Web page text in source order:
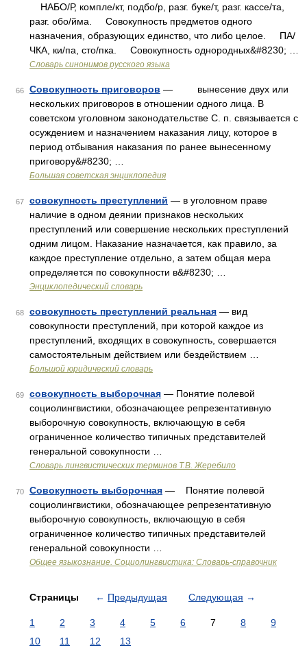
НАБО/Р, компле/кт, подбо/р, разг. буке/т, разг. кассе/та,
разг. обо/йма. Совокупность предметов одного
назначения, образующих единство, что либо целое. ПА/
ЧКА, ки/па, сто/пка. Совокупность однородных&#8230; …
Словарь синонимов русского языка
66 Совокупность приговоров — вынесение двух или
нескольких приговоров в отношении одного лица. В
советском уголовном законодательстве С. п. связывается с
осуждением и назначением наказания лицу, которое в
период отбывания наказания по ранее вынесенному
приговору&#8230; …
Большая советская энциклопедия
67 совокупность преступлений — в уголовном праве
наличие в одном деянии признаков нескольких
преступлений или совершение нескольких преступлений
одним лицом. Наказание назначается, как правило, за
каждое преступление отдельно, а затем общая мера
определяется по совокупности в&#8230; …
Энциклопедический словарь
68 совокупность преступлений реальная — вид
совокупности преступлений, при которой каждое из
преступлений, входящих в совокупность, совершается
самостоятельным действием или бездействием …
Большой юридический словарь
69 совокупность выборочная — Понятие полевой
социолингвистики, обозначающее репрезентативную
выборочную совокупность, включающую в себя
ограниченное количество типичных представителей
генеральной совокупности …
Словарь лингвистических терминов Т.В. Жеребило
70 Совокупность выборочная — Понятие полевой
социолингвистики, обозначающее репрезентативную
выборочную совокупность, включающую в себя
ограниченное количество типичных представителей
генеральной совокупности …
Общее языкознание. Социолингвистика: Словарь-справочник
Страницы ← Предыдущая Следующая →
1 2 3 4 5 6 7 8
9
10
11 12 13